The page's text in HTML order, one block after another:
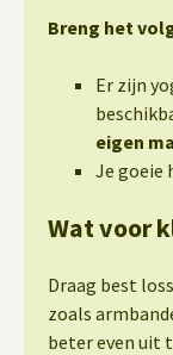
Breng het
Er zijn
eigen
Je goeie
Wat voor
Draag best
zoals
beter even uit